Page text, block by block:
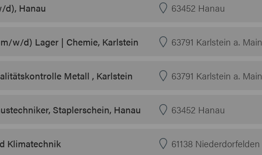
d), Hanau 63452 Hanau
w/d) Lager | Chemie, Karlstein 63791 Karlstein a. Main
Metall , Karlstein 63791 Karlstein a. Main
Staplerschein, Hanau 63452 Hanau
Klimatechnik 61138 Niederdorfelden